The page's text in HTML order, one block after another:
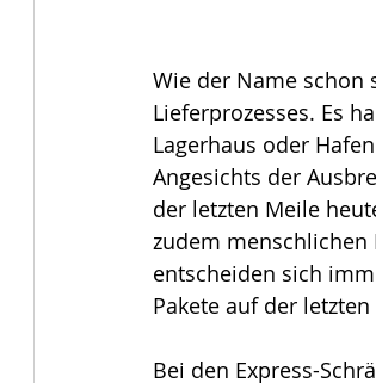
Wie der Name schon
Lieferprozesses. Es
Lagerhaus oder
Angesichts der
der letzten Meile
zudem
entscheiden sich
Pakete auf der
Bei den Express-